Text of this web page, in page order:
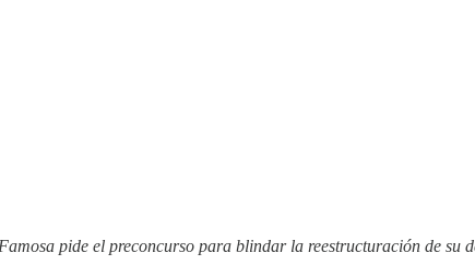
pide el preconcurso para blindar la reestructuración de su